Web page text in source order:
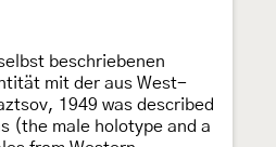
beschriebenen
mit der aus West-
1949 was described
(the male holotype and a